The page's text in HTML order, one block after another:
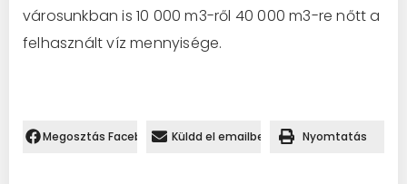
városunkban is 10 000 m3-ről 40 000 m3-re nőtt a
felhasznált víz mennyisége.
Megosztás Facebookon.Küldd el emailben Nyomtatás